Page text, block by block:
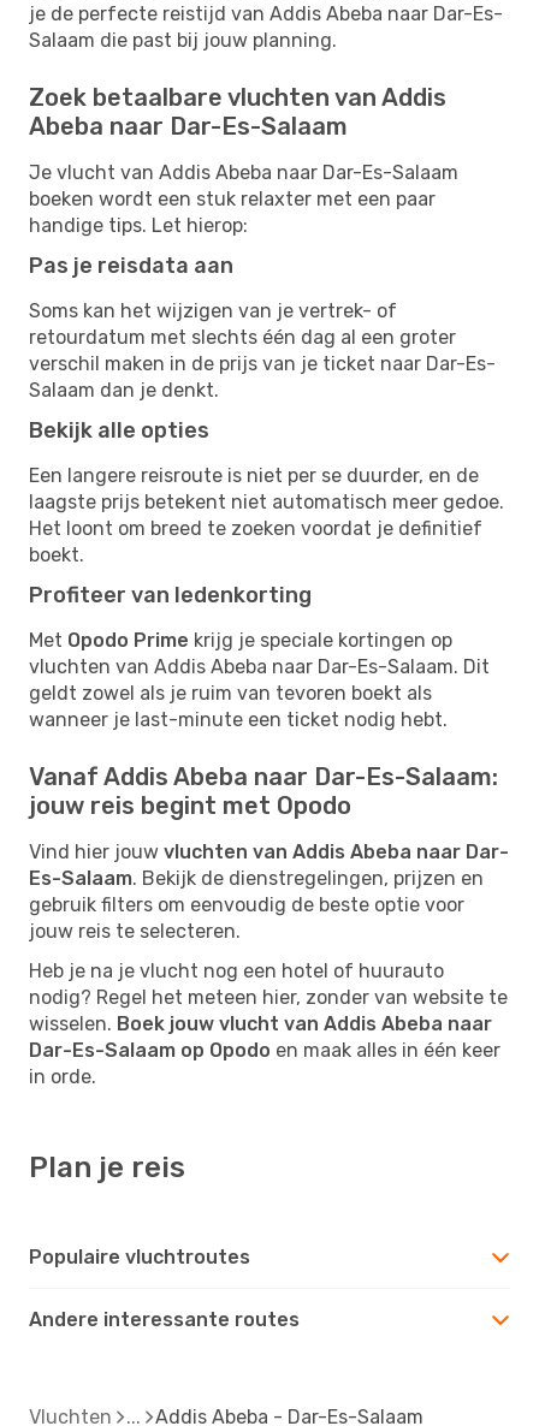
je de perfecte reistijd van Addis Abeba naar Dar-Es-
Salaam die past bij jouw planning.
Zoek betaalbare vluchten van Addis
Abeba naar Dar-Es-Salaam
Je vlucht van Addis Abeba naar Dar-Es-Salaam
boeken wordt een stuk relaxter met een paar
handige tips. Let hierop:
Pas je reisdata aan
Soms kan het wijzigen van je vertrek- of
retourdatum met slechts één dag al een groter
verschil maken in de prijs van je ticket naar Dar-Es-
Salaam dan je denkt.
Bekijk alle opties
Een langere reisroute is niet per se duurder, en de
laagste prijs betekent niet automatisch meer gedoe.
Het loont om breed te zoeken voordat je definitief
boekt.
Profiteer van ledenkorting
Met Opodo Prime krijg je speciale kortingen op
vluchten van Addis Abeba naar Dar-Es-Salaam. Dit
geldt zowel als je ruim van tevoren boekt als
wanneer je last-minute een ticket nodig hebt.
Vanaf Addis Abeba naar Dar-Es-Salaam:
jouw reis begint met Opodo
Vind hier jouw vluchten van Addis Abeba naar Dar-
Es-Salaam. Bekijk de dienstregelingen, prijzen en
gebruik filters om eenvoudig de beste optie voor
jouw reis te selecteren.
Heb je na je vlucht nog een hotel of huurauto
nodig? Regel het meteen hier, zonder van website te
wisselen. Boek jouw vlucht van Addis Abeba naar
Dar-Es-Salaam op Opodo en maak alles in één keer
in orde.
Plan je reis
Populaire vluchtroutes
Andere interessante routes
Vluchten Addis Abeba - Dar-Es-Salaam